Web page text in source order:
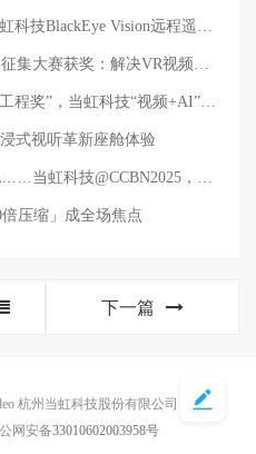
式视听革新座舱体验
压缩」成全场焦点
下一篇
杭州当虹科技股份有限公司
网安备33010602003958号